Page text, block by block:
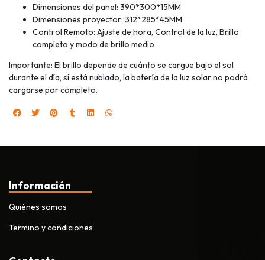
Dimensiones del panel: 390*300*15MM
Dimensiones proyector: 312*285*45MM
Control Remoto: Ajuste de hora, Control de la luz, Brillo
completo y modo de brillo medio
Importante: El brillo depende de cuánto se cargue bajo el sol
durante el día, si está nublado, la batería de la luz solar no podrá
cargarse por completo.
Información
Quiénes somos
Termino y condiciones